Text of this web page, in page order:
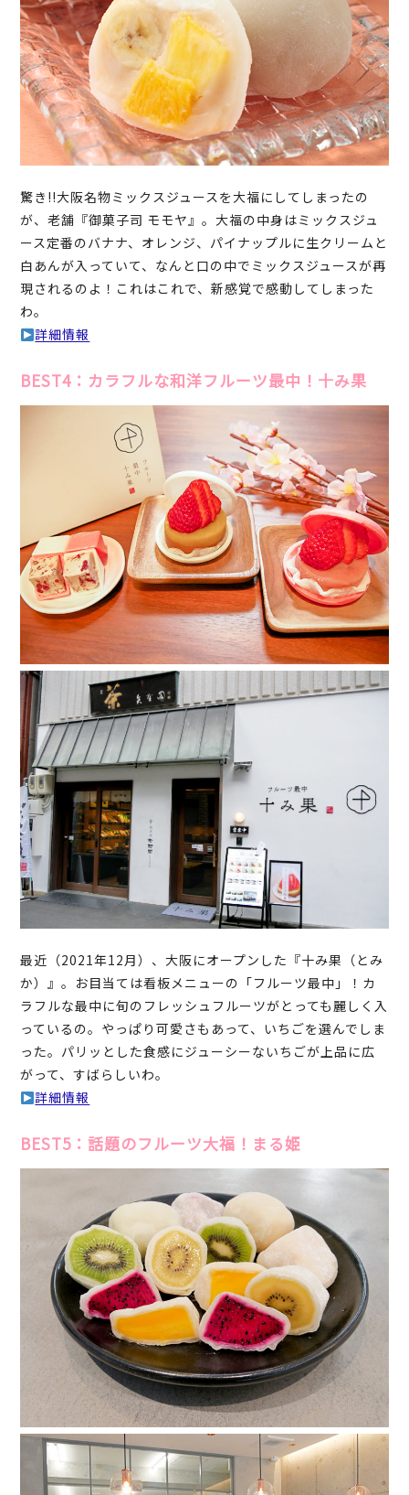
驚き!!大阪名物ミックスジュースを大福にしてしまったの
が、老舗『御菓子司 モモヤ』。大福の中身はミックスジュ
ース定番のバナナ、オレンジ、パイナップルに生クリームと
白あんが入っていて、なんと口の中でミックスジュースが再
現されるのよ！これはこれで、新感覚で感動してしまった
わ。
詳細情報
BEST4：カラフルな和洋フルーツ最中！十み果
最近（2021年12月）、大阪にオープンした『十み果（とみ
か）』。お目当ては看板メニューの「フルーツ最中」！カ
ラフルな最中に旬のフレッシュフルーツがとっても麗しく入
っているの。やっぱり可愛さもあって、いちごを選んでしま
った。パリッとした食感にジューシーないちごが上品に広
がって、すばらしいわ。
詳細情報
BEST5：話題のフルーツ大福！まる姫